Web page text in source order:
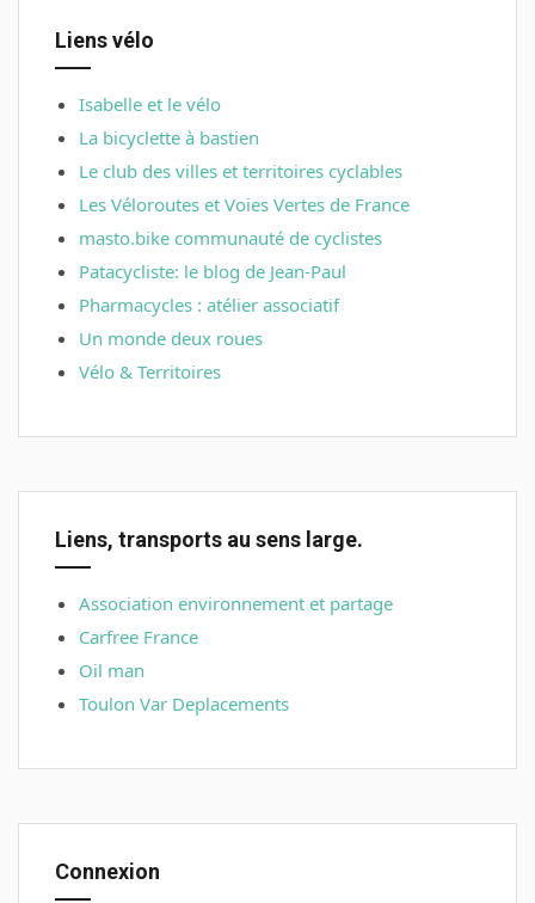
Liens vélo
Isabelle et le vélo
La bicyclette à bastien
Le club des villes et territoires cyclables
Les Véloroutes et Voies Vertes de France
masto.bike communauté de cyclistes
Patacycliste: le blog de Jean-Paul
Pharmacycles : atélier associatif
Un monde deux roues
Vélo & Territoires
Liens, transports au sens large.
Association environnement et partage
Carfree France
Oil man
Toulon Var Deplacements
Connexion